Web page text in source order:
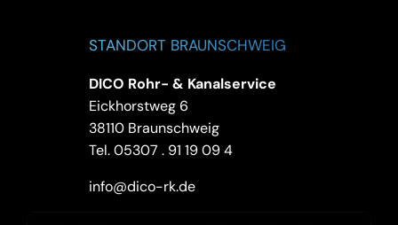
STANDORT BRAUNSCHWEIG
DICO Rohr- & Kanalservice
Eickhorstweg 6
38110 Braunschweig
Tel.05307 . 91 19 09 4
info@dico-rk.de